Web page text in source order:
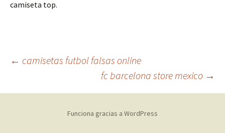
camiseta top.
Navegación
de
← camisetas futbol falsas online
fc barcelona store mexico →
Funciona gracias a WordPress